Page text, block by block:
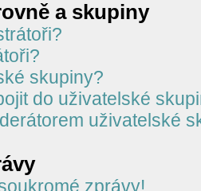
a skupiny
skupiny?
do uživatelské
uživatelské
zprávy!